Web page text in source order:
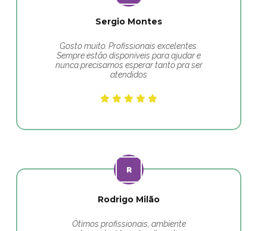
Sergio Montes
Gosto muito. Profissionais excelentes.
Sempre estão disponíveis para ajudar e
nunca precisamos esperar tanto pra ser
atendidos
Rodrigo Milão
Ótimos profissionais, ambiente